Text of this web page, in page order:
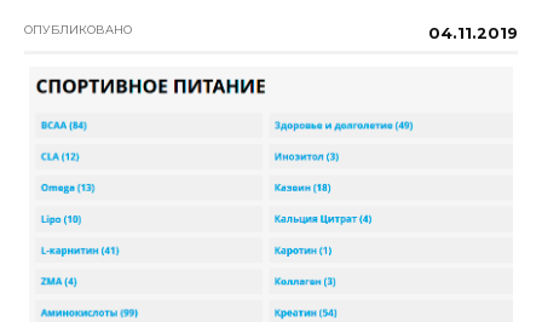
ОПУБЛИКОВАНО 04.11.2019